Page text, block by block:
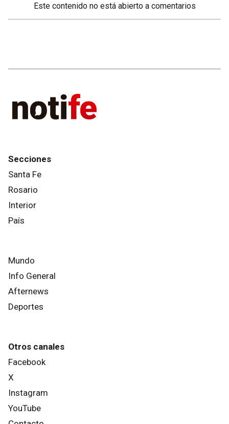
Este contenido no está abierto a comentarios
Secciones
Santa Fe
Rosario
Interior
País
Mundo
Info General
Afternews
Deportes
Otros canales
Facebook
X
Instagram
YouTube